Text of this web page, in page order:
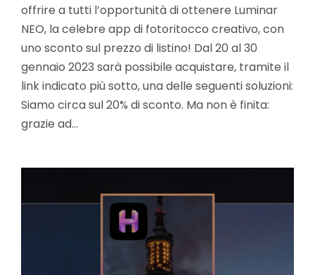
offrire a tutti l’opportunità di ottenere Luminar
NEO, la celebre app di fotoritocco creativo, con
uno sconto sul prezzo di listino! Dal 20 al 30
gennaio 2023 sarà possibile acquistare, tramite il
link indicato più sotto, una delle seguenti soluzioni:
Siamo circa sul 20% di sconto. Ma non è finita:
grazie ad…